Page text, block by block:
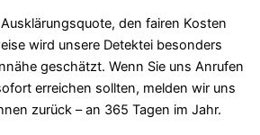
den fairen Kosten
wird unsere Detektei besonders
geschätzt. Wenn Sie uns Anrufen
erreichen sollten, melden wir uns
zurück – an 365 Tagen im Jahr.